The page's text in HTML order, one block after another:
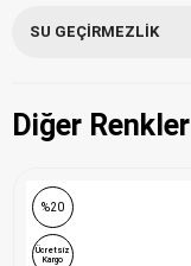
SU GEÇIRMEZLIK
Diğer Renkler
%20
Ücretsiz
Kargo